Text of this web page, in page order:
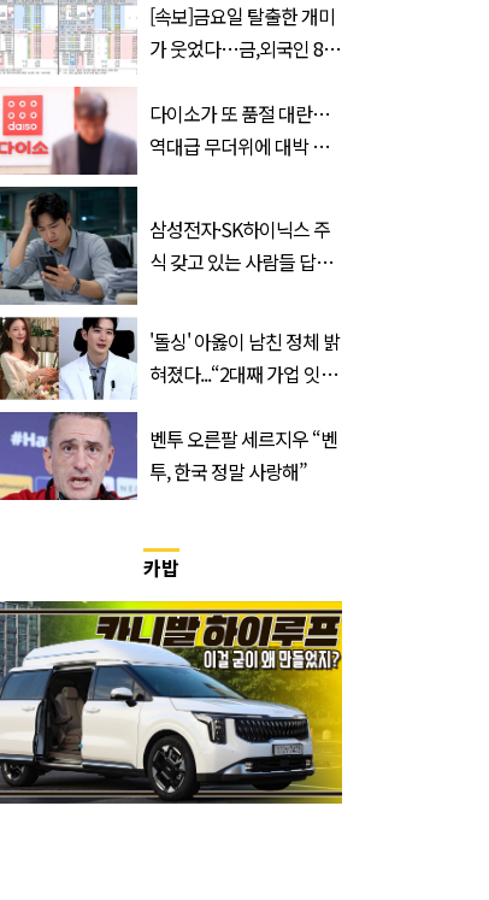
[속보]금요일 탈출한 개미
가 웃었다…금,외국인 8조
하이닉스 '와르르'
다이소가 또 품절 대란…
역대급 무더위에 대박 난
삼성전자·SK하이닉스 주
식 갖고 있는 사람들 답답
'돌싱' 아옳이 남친 정체 밝
혀졌다...“2대째 가업 잇는
벤투 오른팔 세르지우 “벤
투, 한국 정말 사랑해”
카밥